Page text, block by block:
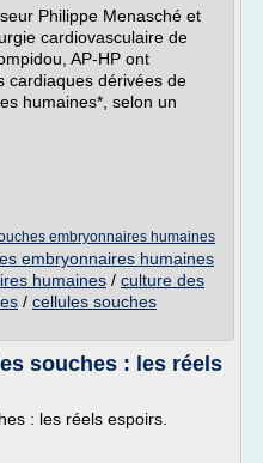
Philippe Menasché et
cardiovasculaire de
AP-HP ont
cardiaques dérivées de
humaines*, selon un
embryonnaires humaines
embryonnaires humaines
humaines / culture des
/ cellules souches
souches : les réels
: les réels espoirs.